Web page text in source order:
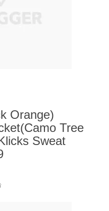
Orange)
Tree
Sweat